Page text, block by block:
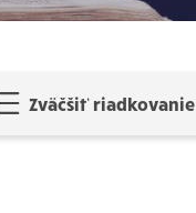
Zväčšiť riadkovanie